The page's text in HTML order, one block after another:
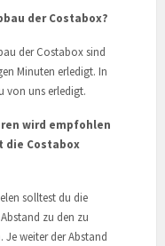
der Costabox?
der Costabox sind
Minuten erledigt. In
von uns erledigt.
wird empfohlen
die Costabox
solltest du die
zu den zu
weiter der Abstand